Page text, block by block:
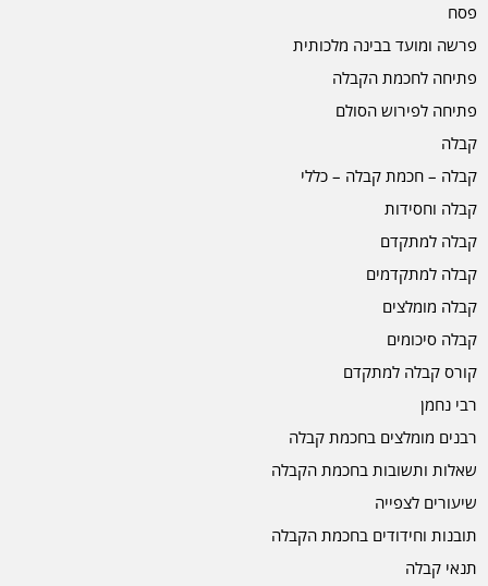
פסח
פרשה ומועד בבינה מלכותית
פתיחה לחכמת הקבלה
פתיחה לפירוש הסולם
קבלה
קבלה – חכמת קבלה – כללי
קבלה וחסידות
קבלה למתקדם
קבלה למתקדמים
קבלה מומלצים
קבלה סיכומים
קורס קבלה למתקדם
רבי נחמן
רבנים מומלצים בחכמת קבלה
שאלות ותשובות בחכמת הקבלה
שיעורים לצפייה
תובנות וחידודים בחכמת הקבלה
תנאי קבלה